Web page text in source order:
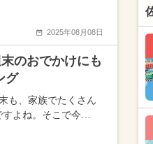
2025年08月08日
のおでかけにも
グ
も、家族でたくさん
よね。そこで今…